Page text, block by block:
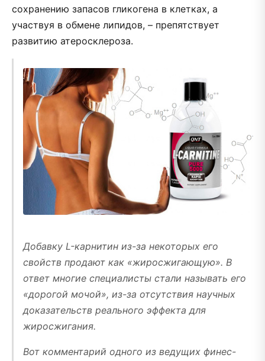
сохранению запасов гликогена в клетках, а
участвуя в обмене липидов, – препятствует
развитию атеросклероза.
Добавку L-карнитин из-за некоторых его
свойств продают как «жиросжигающую». В
ответ многие специалисты стали называть его
«дорогой мочой», из-за отсутствия научных
доказательств реального эффекта для
жиросжигания.
Вот комментарий одного из ведущих финес-